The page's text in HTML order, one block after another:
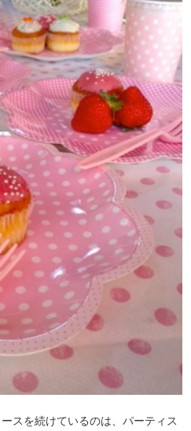
スを続けているのは、パーティス